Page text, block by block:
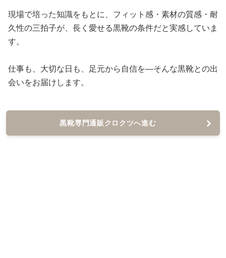
現場で培った知識をもとに、フィット感・素材の質感・耐
久性の三拍子が、長く愛せる黒靴の条件だと実感していま
す。
仕事も、大切な日も、足元から自信を—そんな黒靴との出
会いをお届けします。
黒靴専門通販クロクツへ進む